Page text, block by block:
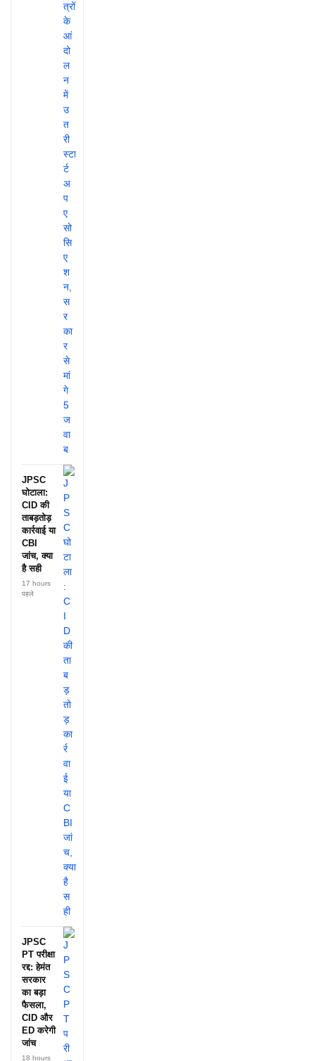
JPSC
घोटाला:
CID की
ताबड़तोड़
कार्रवाई या
CBI
जांच, क्या
है सही
17 hours
पहले
JPSC
PT परीक्षा
रद्द: हेमंत
सरकार
का बड़ा
फैसला,
CID और
ED करेगी
जांच
18 hours